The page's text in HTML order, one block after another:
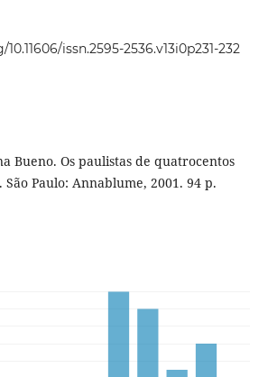
issn.2595-2536.v13i0p231-232
Bueno. Os paulistas de quatrocentos
Paulo: Annablume, 2001. 94 p.